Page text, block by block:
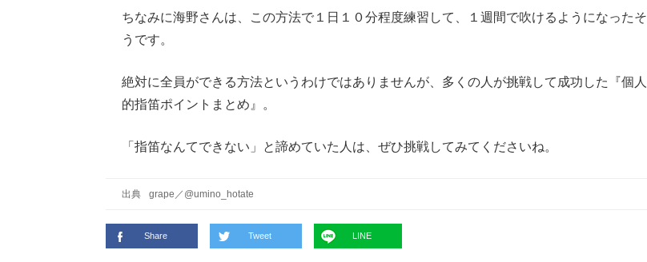
ちなみに海野さんは、この方法で１日１０分程度練習して、１週間で吹けるようになったそ
うです。
絶対に全員ができる方法というわけではありませんが、多くの人が挑戦して成功した『個人
的指笛ポイントまとめ』。
「指笛なんてできない」と諦めていた人は、ぜひ挑戦してみてくださいね。
出典 grape ／ @umino_hotate
Share Tweet LINE